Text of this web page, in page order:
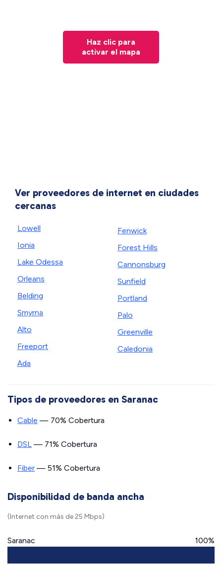
Haz clic para
activar el mapa
Ver proveedores de internet en ciudades
cercanas
Lowell
Ionia
Lake Odessa
Orleans
Belding
Smyrna
Alto
Freeport
Ada
Fenwick
Forest Hills
Cannonsburg
Sunfield
Portland
Palo
Greenville
Caledonia
Tipos de proveedores en Saranac
Cable — 70% Cobertura
DSL — 71% Cobertura
Fiber — 51% Cobertura
Disponibilidad de banda ancha
(Internet con más de 25 Mbps)
Saranac 100%